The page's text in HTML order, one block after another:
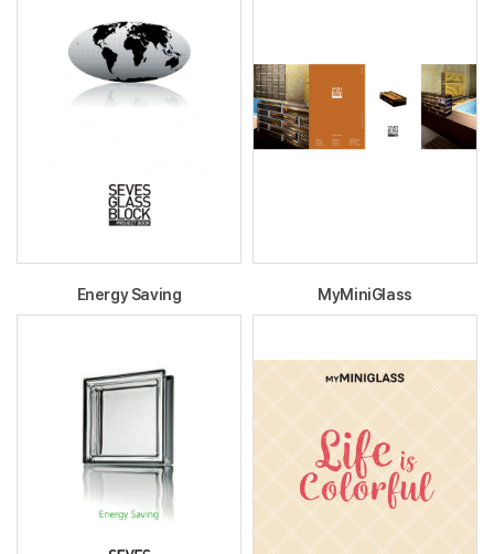
Energy Saving MyMiniGlass